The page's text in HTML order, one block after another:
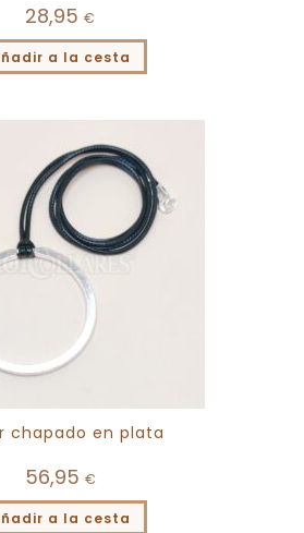
28,95 €
a la cesta
chapado en plata
56,95 €
a la cesta